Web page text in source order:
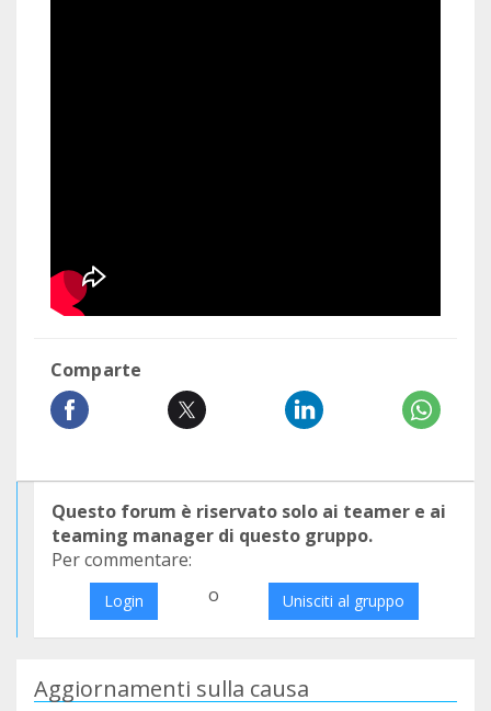
Comparte
Questo forum è riservato solo ai teamer e ai
teaming manager di questo gruppo.
Per commentare:
Login o Unisciti al gruppo
Aggiornamenti sulla causa